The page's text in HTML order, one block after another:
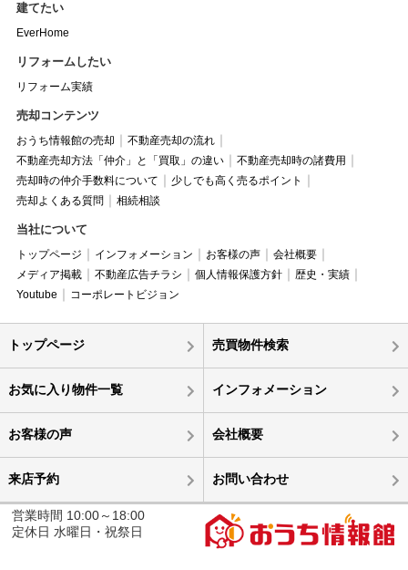
建てたい
EverHome
リフォームしたい
リフォーム実績
売却コンテンツ
おうち情報館の売却
不動産売却の流れ
不動産売却方法「仲介」と「買取」の違い
不動産売却時の諸費用
売却時の仲介手数料について
少しでも高く売るポイント
売却よくある質問
相続相談
当社について
トップページ インフォメーション お客様の声
会社概要
メディア掲載
不動産広告チラシ 個人情報保護方針
歴史・実績
Youtube
コーポレートビジョン
トップページ 売買物件検索
お気に入り物件一覧 インフォメーション
お客様の声 会社概要
来店予約 お問い合わせ
営業時間 10:00～18:00
定休日 水曜日・祝祭日